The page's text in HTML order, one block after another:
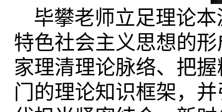
毕攀老师立足理论
特色社会主义思想的
家理清理论脉络、把
门的理论知识框架，